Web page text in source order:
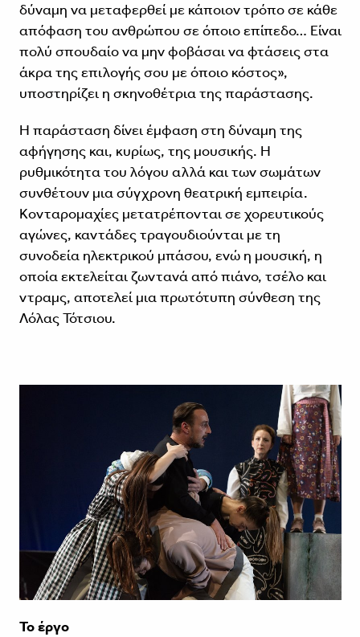
δύναμη να μεταφερθεί με κάποιον τρόπο σε κάθε
απόφαση του ανθρώπου σε όποιο επίπεδο… Είναι
πολύ σπουδαίο να μην φοβάσαι να φτάσεις στα
άκρα της επιλογής σου με όποιο κόστος»,
υποστηρίζει η σκηνοθέτρια της παράστασης.
Η παράσταση δίνει έμφαση στη δύναμη της
αφήγησης και, κυρίως, της μουσικής. Η
ρυθμικότητα του λόγου αλλά και των σωμάτων
συνθέτουν μια σύγχρονη θεατρική εμπειρία.
Κονταρομαχίες μετατρέπονται σε χορευτικούς
αγώνες, καντάδες τραγουδιούνται με τη
συνοδεία ηλεκτρικού μπάσου, ενώ η μουσική, η
οποία εκτελείται ζωντανά από πιάνο, τσέλο και
ντραμς, αποτελεί μια πρωτότυπη σύνθεση της
Λόλας Τότσιου.
Το έργο